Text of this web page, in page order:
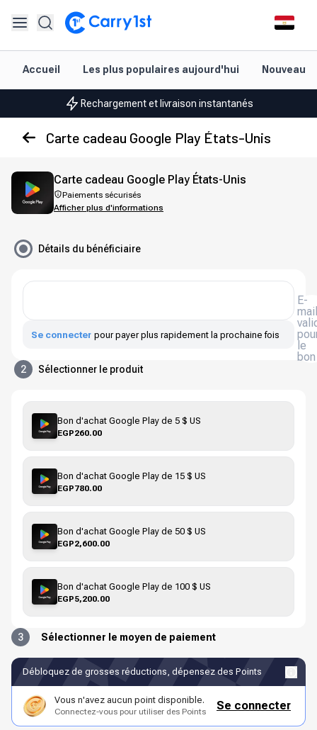
Accueil Les plus populaires aujourd'hui
Rechargement et livraison instantanés
Les meilleures offres pour vos meilleurs jeux
Noté 4,45 sur Google Play et l'App Store
Les meilleures offres pour vos meilleurs jeux
Carte cadeau Google Play États-Unis
Carte cadeau Google Play États-Unis
Paiements sécurisés
Afficher plus d'informations
Détails du bénéficiaire
E-
mail
le
bon
Se connecter pour payer plus rapidement la prochaine fois
2 Sélectionner le produit
Bon d'achat Google Play de 5 $ US
EGP260.00
Bon d'achat Google Play de 15 $ US
EGP780.00
Bon d'achat Google Play de 50 $ US
EGP2,600.00
Bon d'achat Google Play de 100 $ US
EGP5,200.00
3 Sélectionner le moyen de paiement
Débloquez de grosses réductions, dépensez des Points
Vous n'avez aucun point disponible.
Connectez-vous pour utiliser des Points Se connecter